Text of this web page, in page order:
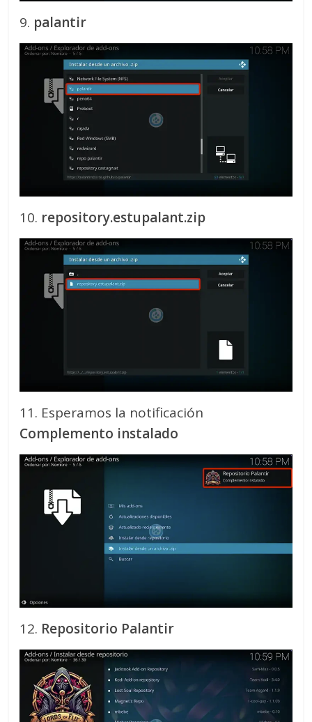
9. palantir
10. repository.estupalant.zip
11. Esperamos la notificación
Complemento instalado
12. Repositorio Palantir